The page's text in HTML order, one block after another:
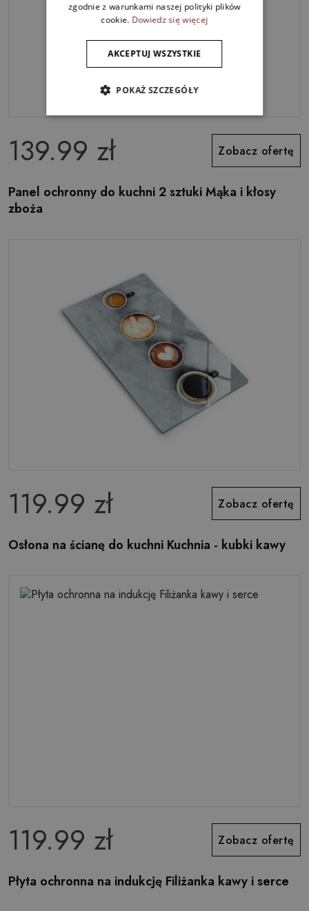
139.99 zł Zobacz ofertę
Panel ochronny do kuchni 2 sztuki Mąka i kłosy
zboża
119.99 zł Zobacz ofertę
Osłona na ścianę do kuchni Kuchnia - kubki kawy
119.99 zł Zobacz ofertę
Płyta ochronna na indukcję Filiżanka kawy i serce
zgodnie z warunkami naszej polityki plików
cookie. Dowiedz się więcej
AKCEPTUJ WSZYSTKIE
POKAŻ SZCZEGÓŁY